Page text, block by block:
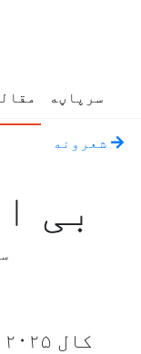
سرپاڼه
شعرونه
بی